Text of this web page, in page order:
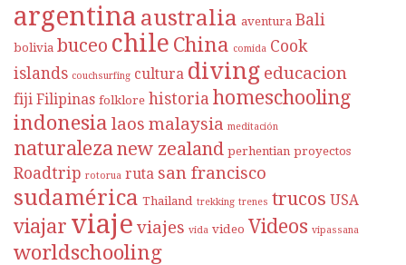
argentina australia aventura Bali
bolivia buceo chile China comida Cook
islands couchsurfing cultura diving educacion
fiji Filipinas folklore historia homeschooling
indonesia laos malaysia meditación
naturaleza new zealand perhentian proyectos
Roadtrip rotorua ruta san francisco
sudamérica Thailand trekking trenes trucos USA
viajar viaje viajes vida video Videos vipassana
worldschooling